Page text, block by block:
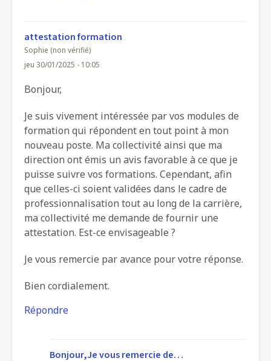
attestation formation
Sophie (non vérifié)
jeu 30/01/2025 - 10:05
Bonjour,
Je suis vivement intéressée par vos modules de
formation qui répondent en tout point à mon
nouveau poste. Ma collectivité ainsi que ma
direction ont émis un avis favorable à ce que je
puisse suivre vos formations. Cependant, afin
que celles-ci soient validées dans le cadre de
professionnalisation tout au long de la carrière,
ma collectivité me demande de fournir une
attestation. Est-ce envisageable ?
Je vous remercie par avance pour votre réponse.
Bien cordialement.
Répondre
Bonjour,Je vous remercie de…